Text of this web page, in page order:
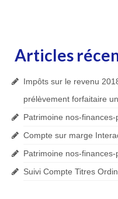
Articles
Impôts sur le revenu
prélèvement forfaitaire
Patrimoine nos-
Compte sur marge
Patrimoine nos-
Suivi Compte Titres